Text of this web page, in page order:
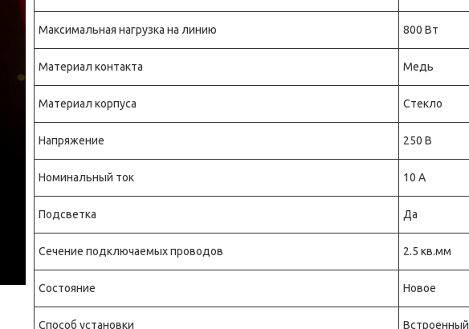
Максимальная нагрузка на линию 800 Вт
Материал контакта Медь
Материал корпуса Стекло
Напряжение 250 В
Номинальный ток 10 А
Подсветка Да
Сечение подключаемых проводов 2.5 кв.мм
Состояние Новое
Способ установки Встроенный